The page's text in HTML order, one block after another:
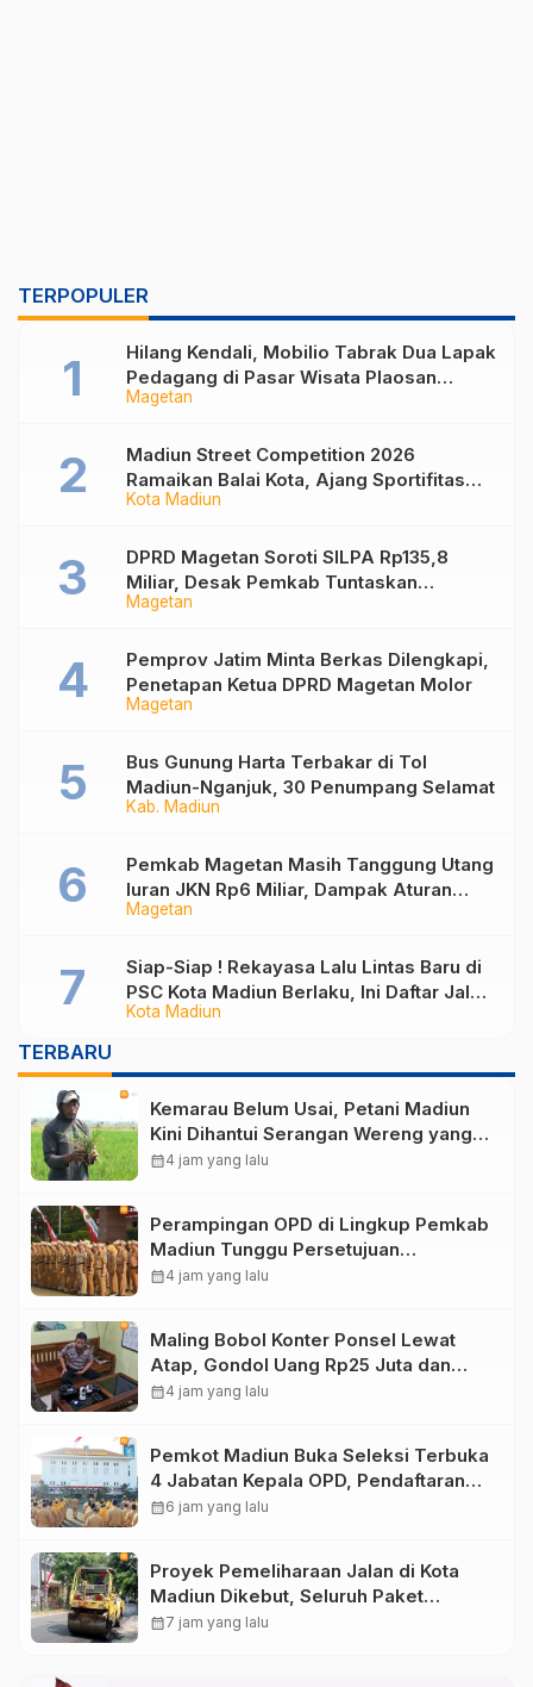
TERPOPULER
Magetan
Hilang Kendali, Mobilio Tabrak Dua Lapak
Pedagang di Pasar Wisata Plaosan
Magetan
Kota Madiun
Madiun Street Competition 2026
Ramaikan Balai Kota, Ajang Sportifitas
Anak Muda dari Basket 3×3 hingga Mural
Magetan
DPRD Magetan Soroti SILPA Rp135,8
Miliar, Desak Pemkab Tuntaskan
Kelebihan Bayar Proyek
Magetan
Pemprov Jatim Minta Berkas Dilengkapi,
Penetapan Ketua DPRD Magetan Molor
Kab. Madiun
Bus Gunung Harta Terbakar di Tol
Madiun-Nganjuk, 30 Penumpang Selamat
Magetan
Pemkab Magetan Masih Tanggung Utang
Iuran JKN Rp6 Miliar, Dampak Aturan
Berlaku Surut dan Tekanan Fiskal
Kota Madiun
Siap-Siap ! Rekayasa Lalu Lintas Baru di
PSC Kota Madiun Berlaku, Ini Daftar Jalan
yang Berubah
TERBARU
Kemarau Belum Usai, Petani Madiun
Kini Dihantui Serangan Wereng yang
Ancam Produksi Padi
calendar_month4 jam yang lalu
Perampingan OPD di Lingkup Pemkab
Madiun Tunggu Persetujuan
Kemendagri
calendar_month4 jam yang lalu
Maling Bobol Konter Ponsel Lewat
Atap, Gondol Uang Rp25 Juta dan
Empat HP di Ponorogo
calendar_month4 jam yang lalu
Pemkot Madiun Buka Seleksi Terbuka
4 Jabatan Kepala OPD, Pendaftaran
Dibuka hingga 16 Agustus 2026
calendar_month6 jam yang lalu
Proyek Pemeliharaan Jalan di Kota
Madiun Dikebut, Seluruh Paket
Pekerjaan Lampaui Target
calendar_month7 jam yang lalu